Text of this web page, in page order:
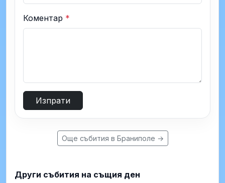
Коментар *
Изпрати
Още събития в Браниполе →
Други събития на същия ден